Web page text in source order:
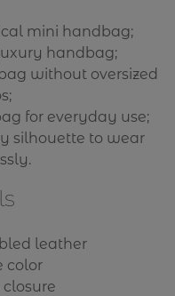
mini handbag;
handbag;
without oversized
for everyday use;
silhouette to wear
leather
color